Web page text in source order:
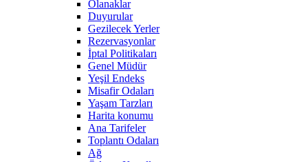
Olanaklar
Duyurular
Gezilecek Yerler
Rezervasyonlar
İptal Politikaları
Genel Müdür
Yeşil Endeks
Misafir Odaları
Yaşam Tarzları
Harita konumu
Ana Tarifeler
Toplantı Odaları
Ağ